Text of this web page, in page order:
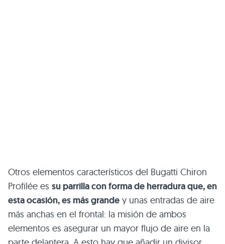
Otros elementos característicos del Bugatti Chiron
Profilée es su parrilla con forma de herradura que, en
esta ocasión, es más grande y unas entradas de aire
más anchas en el frontal: la misión de ambos
elementos es asegurar un mayor flujo de aire en la